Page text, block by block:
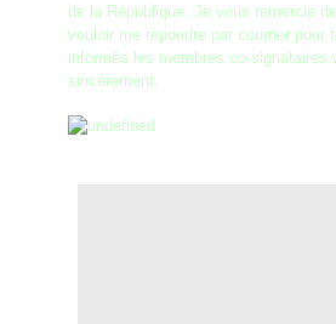
de la République. Je vous remercie
vouloir me répondre par courrier pour
informés les membres co-signataires
sincèrement.